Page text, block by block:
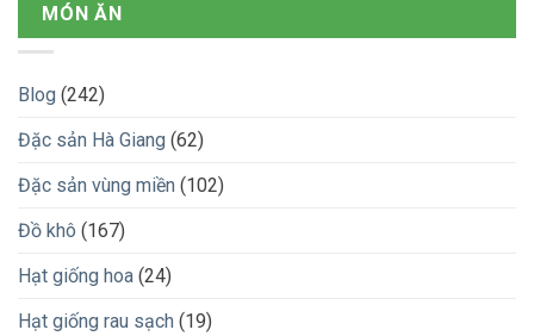
MÓN ĂN
Blog (242)
Đặc sản Hà Giang (62)
Đặc sản vùng miền (102)
Đồ khô (167)
Hạt giống hoa (24)
Hạt giống rau sạch (19)